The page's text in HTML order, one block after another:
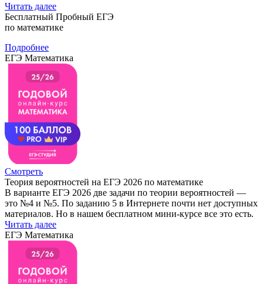
Читать далее
Бесплатный Пробный ЕГЭ
по математике
Подробнее
ЕГЭ Математика
Смотреть
Теория вероятностей на ЕГЭ 2026 по математике
В варианте ЕГЭ 2026 две задачи по теории вероятностей —
это №4 и №5. По заданию 5 в Интернете почти нет доступных
материалов. Но в нашем бесплатном мини-курсе все это есть.
Читать далее
ЕГЭ Математика